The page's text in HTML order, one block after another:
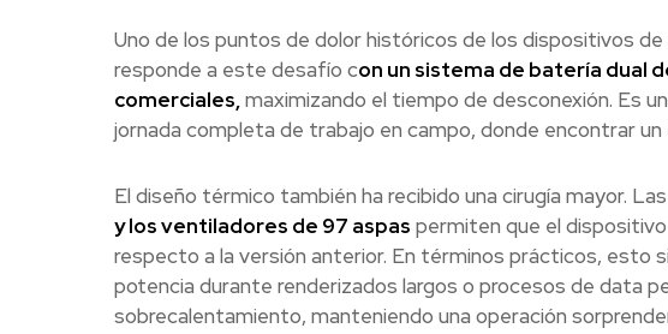
Uno de los puntos de dolor históricos de los dispositivos
responde a este desafío con un sistema de batería dual
comerciales,maximizando el tiempo de desconexión. Es
jornada completa de trabajo en campo, donde encontrar
El diseño térmico también ha recibido una cirugía mayor.
y los ventiladores de 97 aspas permiten que el
respecto a la versión anterior. En términos prácticos, esto
potencia durante renderizados largos o procesos de data
sobrecalentamiento, manteniendo una operación